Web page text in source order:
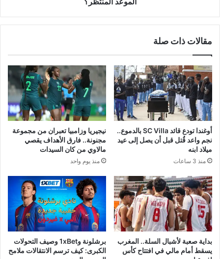
مقالات ذات صلة
أوغندا تودع قائد SC Villa بالدموع..
نجم واعد قُتل قبل أن يصل إلى عيد
ميلاد ابنه
منذ 3 ساعات
نيجيريا وزامبيا تعبران من مجموعة
مجنونة.. فارق الأهداف يقصي
مالاوي من كان السيدات
منذ يوم واحد
بداية صعبة لأشبال السلة.. المغرب
يسقط أمام مالي في افتتاح كأس
برشلونة و1xBet وصيف التحولات
الكبرى: كيف ترسم الانتقالات ملامح